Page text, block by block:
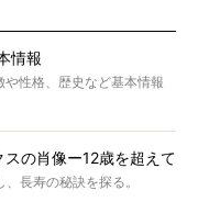
情報
性格、歴史など基本情報
スの肖像ー12歳を超えて
長寿の秘訣を探る。